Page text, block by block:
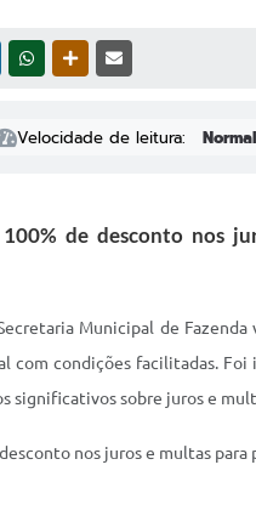
TWITTERWHATSAPPOUTRAS MÍDIAS
Velocidade de leitura:
de desconto nos
Municipal de
com condições facilitadas.
significativos sobre juros e
nos juros e multas